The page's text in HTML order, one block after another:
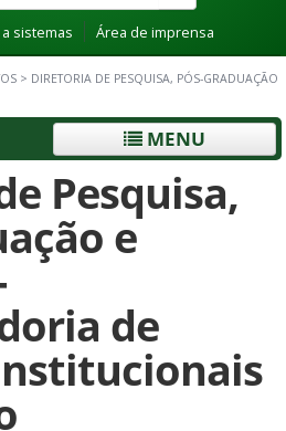
sistemas Área de imprensa
> DIRETORIA DE PESQUISA, PÓS-GRADUAÇÃO
MENU
Pesquisa,
e
de